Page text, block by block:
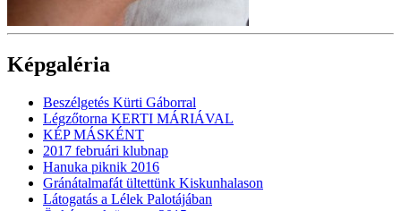
Képgaléria
Beszélgetés Kürti Gáborral
Légzőtorna KERTI MÁRIÁVAL
KÉP MÁSKÉNT
2017 februári klubnap
Hanuka piknik 2016
Gránátalmafát ültettünk Kiskunhalason
Látogatás a Lélek Palotájában